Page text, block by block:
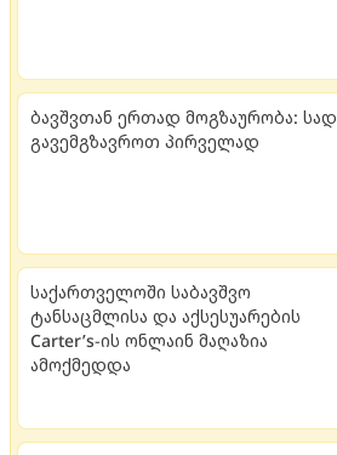
ბავშვთან ერთად მოგზაურობა: სად
გავემგზავროთ პირველად
საქართველოში საბავშვო
ტანსაცმლისა და აქსესუარების
Carter’s-ის ონლაინ მაღაზია
ამოქმედდა